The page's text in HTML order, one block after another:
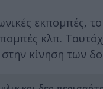
εκπομπές,
κλπ.
στην κίνηση των